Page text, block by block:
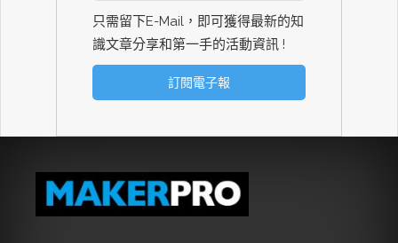
只需留下E-Mail，即可獲得最新的知
識文章分享和第一手的活動資訊 !